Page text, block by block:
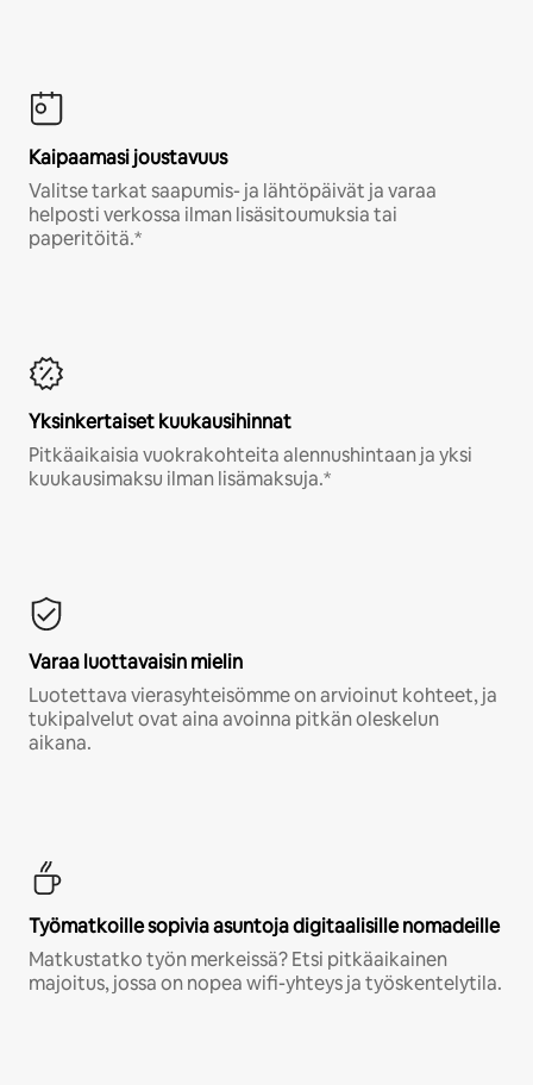
Kaipaamasi joustavuus
Valitse tarkat saapumis- ja lähtöpäivät ja varaa
helposti verkossa ilman lisäsitoumuksia tai
paperitöitä.*
Yksinkertaiset kuukausihinnat
Pitkäaikaisia vuokrakohteita alennushintaan ja yksi
kuukausimaksu ilman lisämaksuja.*
Varaa luottavaisin mielin
Luotettava vierasyhteisömme on arvioinut kohteet, ja
tukipalvelut ovat aina avoinna pitkän oleskelun
aikana.
Työmatkoille sopivia asuntoja digitaalisille nomadeille
Matkustatko työn merkeissä? Etsi pitkäaikainen
majoitus, jossa on nopea wifi-yhteys ja työskentelytila.